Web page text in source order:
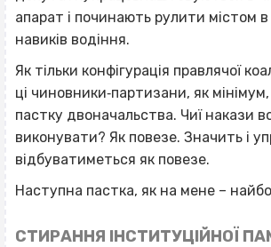
апарат і починають рулити містом в
навиків водіння.
Як тільки конфігурація правлячої
ці чиновники‐партизани, як
пастку двоначальства. Чиї накази
виконувати? Як повезе. Значить і
відбуватиметься як повезе.
Наступна пастка, як на мене –
СТИРАННЯ ІНСТИТУЦІЙНОЇ